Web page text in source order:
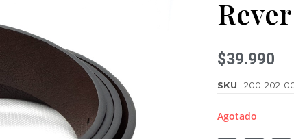
$39.990
SKU 200-202-
Agotado